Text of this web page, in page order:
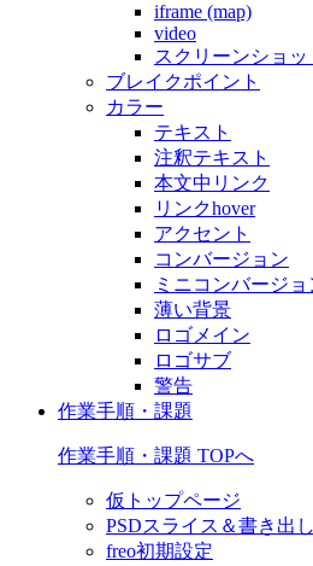
iframe (map)
video
スクリーンショッ
ブレイクポイント
カラー
テキスト
注釈テキスト
本文中リンク
リンクhover
アクセント
コンバージョン
ミニコンバージョ
薄い背景
ロゴメイン
ロゴサブ
警告
作業手順・課題
作業手順・課題 TOPへ
仮トップページ
PSDスライス＆書き出し
freo初期設定